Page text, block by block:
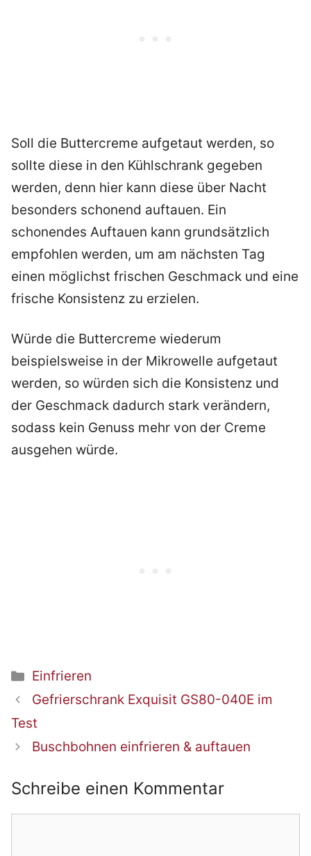
Soll die Buttercreme aufgetaut werden, so
sollte diese in den Kühlschrank gegeben
werden, denn hier kann diese über Nacht
besonders schonend auftauen. Ein
schonendes Auftauen kann grundsätzlich
empfohlen werden, um am nächsten Tag
einen möglichst frischen Geschmack und eine
frische Konsistenz zu erzielen.
Würde die Buttercreme wiederum
beispielsweise in der Mikrowelle aufgetaut
werden, so würden sich die Konsistenz und
der Geschmack dadurch stark verändern,
sodass kein Genuss mehr von der Creme
ausgehen würde.
Kategorien
Einfrieren
Beitrags-
Navigation
Gefrierschrank Exquisit GS80-040E im
Test
Buschbohnen einfrieren & auftauen
Schreibe einen Kommentar